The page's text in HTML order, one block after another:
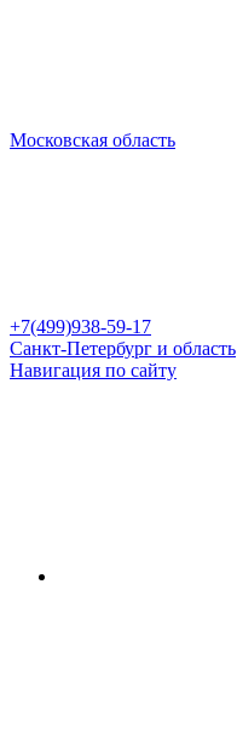
Московская область
+7(499)938-59-17
Санкт-Петербург и область
Навигация по сайту